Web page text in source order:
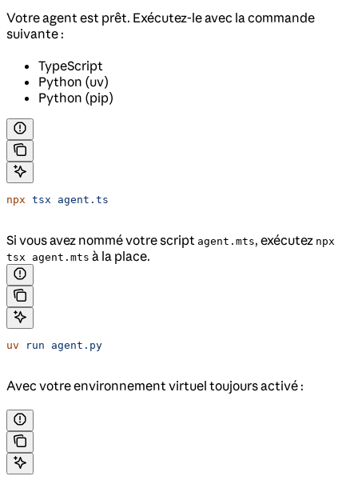
Votre agent est prêt. Exécutez-le avec la commande
suivante :
TypeScript
Python (uv)
Python (pip)
npx tsx agent.ts
Si vous avez nommé votre script agent.mts, exécutez npx
tsx agent.mts à la place.
uv run agent.py
Avec votre environnement virtuel toujours activé :